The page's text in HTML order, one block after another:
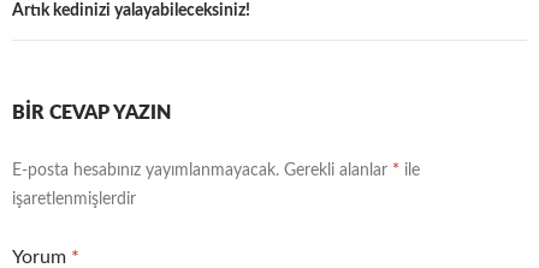
Artık kedinizi yalayabileceksiniz!
BIR CEVAP YAZIN
E-posta hesabınız yayımlanmayacak. Gerekli alanlar * ile
işaretlenmişlerdir
Yorum *